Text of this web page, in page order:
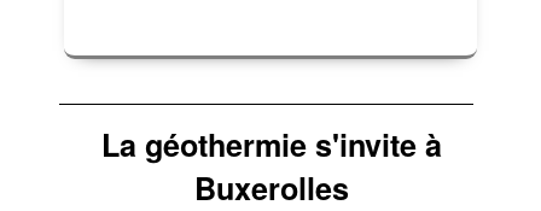
La géothermie s'invite à
Buxerolles